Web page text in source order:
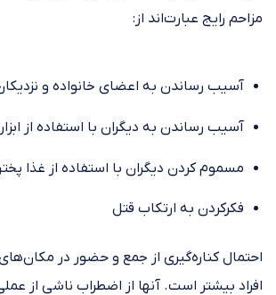
مزاحم رایج عبارت‌اند از:
آسیب رساندن به اعضای خانواده و
آسیب رساندن به دیگران با استفاده از
مسموم کردن دیگران با استفاده از غذا
فکرکردن به ارتکاب قتل
احتمال کناره‌گیری از جمع و حضور در
افراد بیشتر است. آنها از اضطراب ناشی از